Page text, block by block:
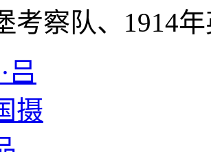
考察队、1914